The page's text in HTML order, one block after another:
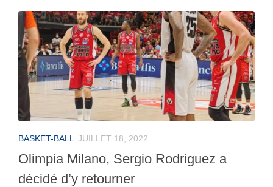
BASKET-BALL JUILLET 18, 2022
Olimpia Milano, Sergio Rodriguez a
décidé d’y retourner